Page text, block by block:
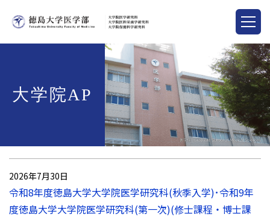
大学院AP
2026年7月30日
令和8年度徳島大学大学院医学研究科(秋季入学)･令和9年
度徳島大学大学院医学研究科(第一次)(修士課程・博士課